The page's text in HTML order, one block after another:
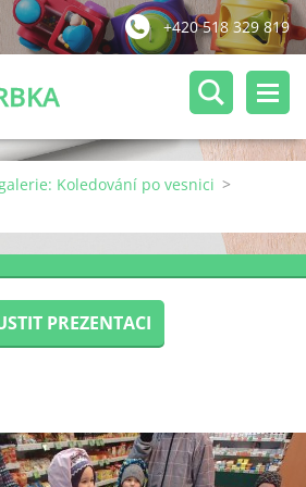
+420 518 329 819
Koledování po vesnici >
PREZENTACI